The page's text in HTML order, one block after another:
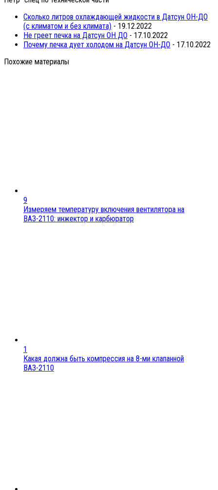
Сколько литров охлаждающей жидкости в Датсун ОН-ДО
(с климатом и без климата) - 19.12.2022
Не греет печка на Датсун ОН ДО - 17.10.2022
Почему печка дует холодом на Датсун ОН-ДО - 17.10.2022
Похожие материалы
9
Измеряем температуру включения вентилятора на
ВАЗ-2110: инжектор и карбюратор
1
Какая должна быть компрессия на 8-ми клапанной
ВАЗ-2110